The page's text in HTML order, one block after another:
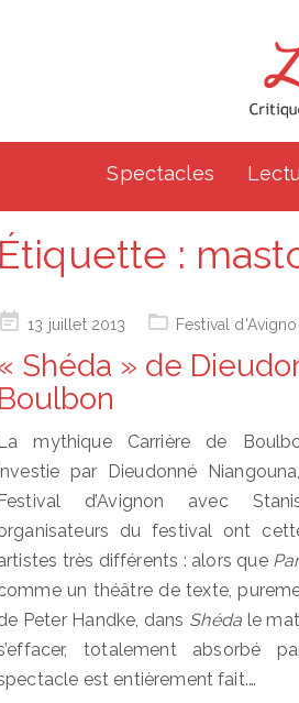
Spectacles
Étiquette :
Posted13 juillet 2013 Festival
Shéda » de
Boulbon
mythique Carrière de
par Dieudonné
d’Avignon avec
du festival ont
très différents : alors que
un théâtre de texte,
Peter Handke, dans Shéda le
totalement absorbé
est entièrement fait.…